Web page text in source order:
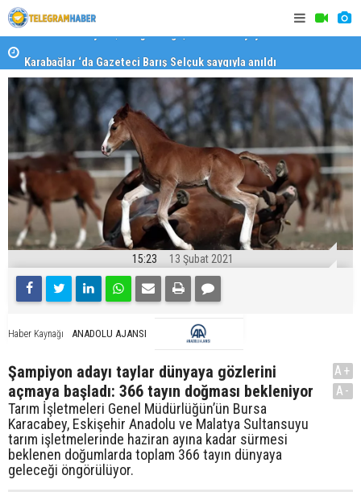
15:23 13 Şubat 2021
Haber Kaynağı ANADOLU AJANSI
Şampiyon adayı taylar dünyaya gözlerini
açmaya başladı: 366 tayın doğması bekleniyor
Tarım İşletmeleri Genel Müdürlüğün’ün Bursa
Karacabey, Eskişehir Anadolu ve Malatya Sultansuyu
tarım işletmelerinde haziran ayına kadar sürmesi
beklenen doğumlarda toplam 366 tayın dünyaya
geleceği öngörülüyor.
A+
A-